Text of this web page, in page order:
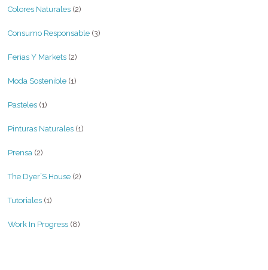
Colores Naturales (2)
Consumo Responsable (3)
Ferias Y Markets (2)
Moda Sostenible (1)
Pasteles (1)
Pinturas Naturales (1)
Prensa (2)
The Dyer´s House (2)
Tutoriales (1)
Work In Progress (8)